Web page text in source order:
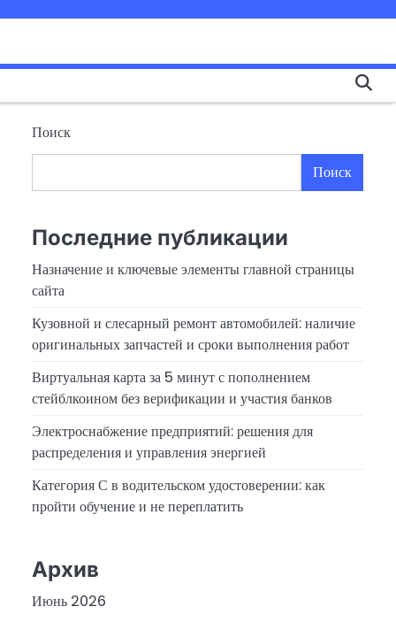
Поиск
Поиск
Последние публикации
Назначение и ключевые элементы главной страницы
сайта
Кузовной и слесарный ремонт автомобилей: наличие
оригинальных запчастей и сроки выполнения работ
Виртуальная карта за 5 минут с пополнением
стейблкоином без верификации и участия банков
Электроснабжение предприятий: решения для
распределения и управления энергией
Категория С в водительском удостоверении: как
пройти обучение и не переплатить
Архив
Июнь 2026